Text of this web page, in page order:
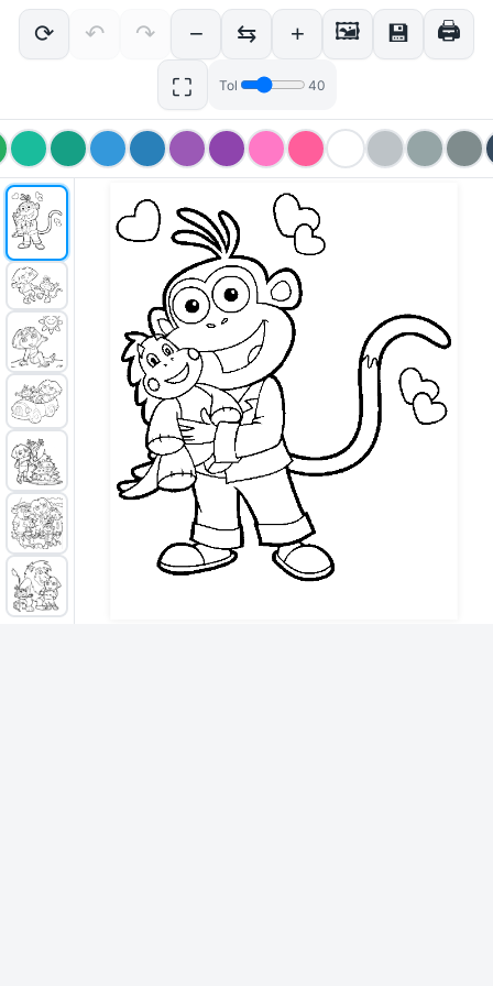
⟳ ↶ ↷ − ⇆ + 🖼 💾 🖨
⛶ Tol 40